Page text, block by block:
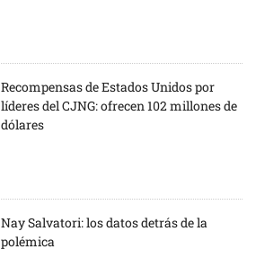
Recompensas de Estados Unidos por
líderes del CJNG: ofrecen 102 millones de
dólares
Nay Salvatori: los datos detrás de la
polémica